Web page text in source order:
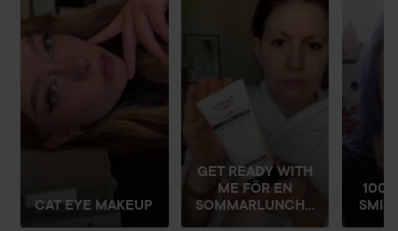
CAT EYE MAKEUP
GET READY WITH
ME FÖR EN
SOMMARLUNCH...
100